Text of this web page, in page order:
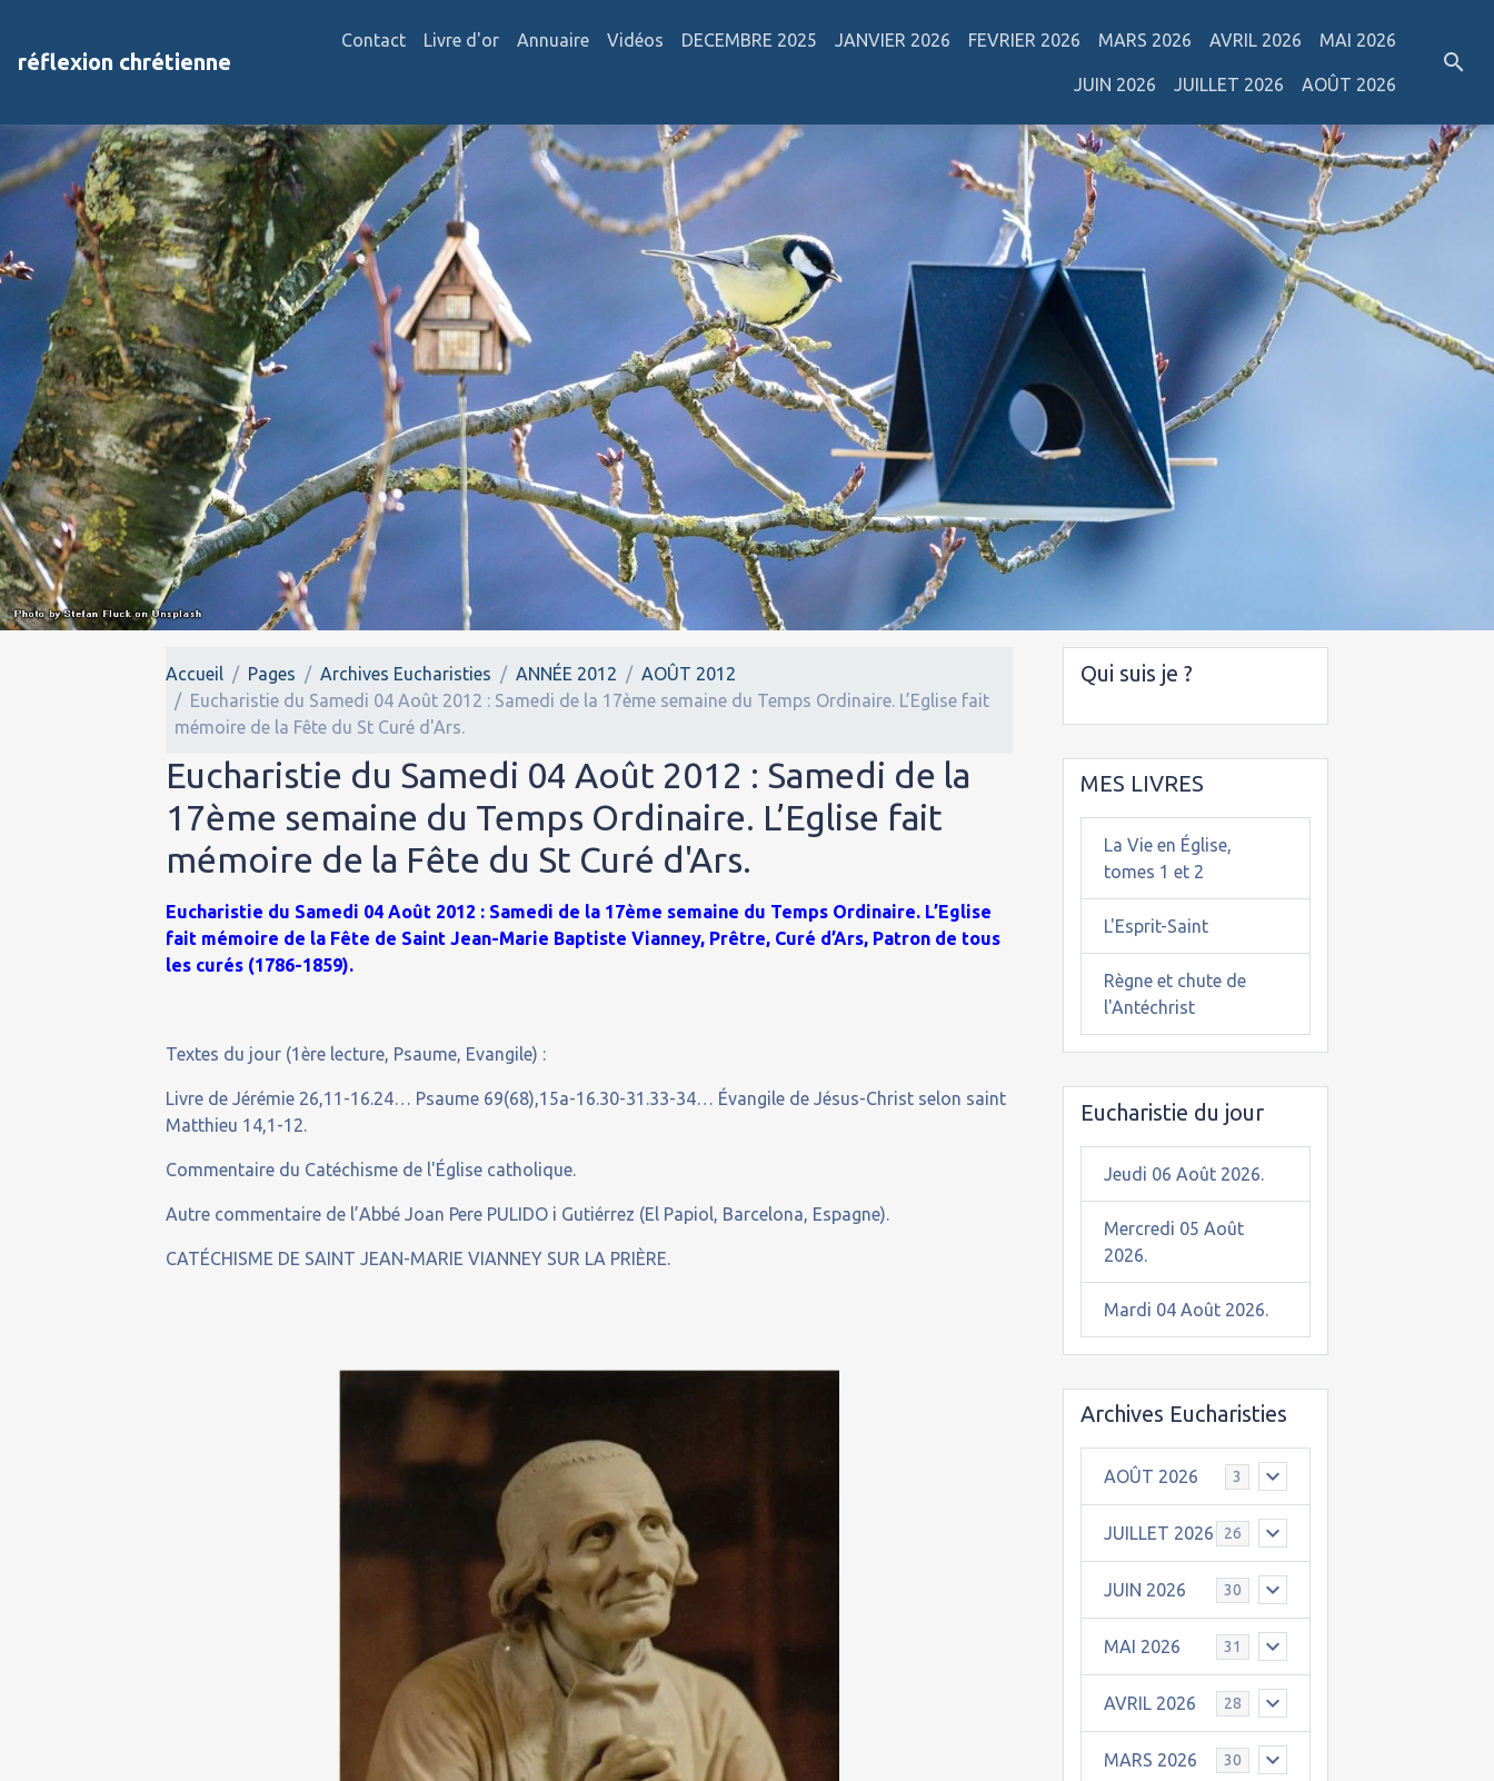
réflexion chrétienne
Contact Livre d'or Annuaire Vidéos DECEMBRE 2025 JANVIER 2026 FEVRIER 2026 MARS 2026 AVRIL 2026 MAI 2026
JUIN 2026 JUILLET 2026 AOÛT 2026
Accueil Pages Archives Eucharisties ANNÉE 2012
AOÛT 2012
Eucharistie du Samedi 04 Août 2012 : Samedi de la 17ème semaine du Temps Ordinaire. L’Eglise fait
mémoire de la Fête du St Curé d'Ars.
Eucharistie du Samedi 04 Août 2012 : Samedi de la
17ème semaine du Temps Ordinaire. L’Eglise fait
mémoire de la Fête du St Curé d'Ars.
Eucharistie du Samedi 04 Août 2012 : Samedi de la 17ème semaine du Temps Ordinaire. L’Eglise
fait mémoire de la Fête de Saint Jean-Marie Baptiste Vianney, Prêtre, Curé d’Ars, Patron de tous
les curés (1786-1859).
Textes du jour (1ère lecture, Psaume, Evangile) :
Livre de Jérémie 26,11-16.24… Psaume 69(68),15a-16.30-31.33-34… Évangile de Jésus-Christ selon saint
Matthieu 14,1-12.
Commentaire du Catéchisme de l'Église catholique.
Autre commentaire de l’Abbé Joan Pere PULIDO i Gutiérrez (El Papiol, Barcelona, Espagne).
CATÉCHISME DE SAINT JEAN-MARIE VIANNEY SUR LA PRIÈRE.
Qui suis je ?
MES LIVRES
La Vie en Église,
tomes 1 et 2
L'Esprit-Saint
Règne et chute de
l'Antéchrist
Eucharistie du jour
Jeudi 06 Août 2026.
Mercredi 05 Août
2026.
Mardi 04 Août 2026.
Archives Eucharisties
AOÛT 2026 3
JUILLET 2026 26
JUIN 2026 30
MAI 2026 31
AVRIL 2026 28
MARS 2026 30